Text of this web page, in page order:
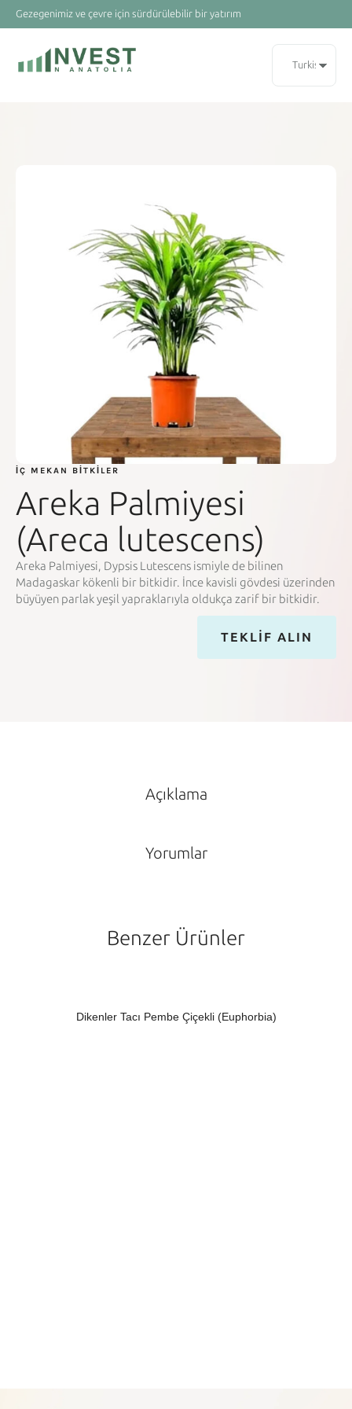
Gezegenimiz ve çevre için sürdürülebilir bir yatırım
İÇ MEKAN BITKILER
Areka Palmiyesi
(Areca lutescens)
Areka Palmiyesi, Dypsis Lutescens ismiyle de bilinen
Madagaskar kökenli bir bitkidir. İnce kavisli gövdesi üzerinden
büyüyen parlak yeşil yapraklarıyla oldukça zarif bir bitkidir.
TEKLIF ALIN
Açıklama
Yorumlar
Benzer Ürünler
Dikenler Tacı Pembe Çiçekli (Euphorbia)